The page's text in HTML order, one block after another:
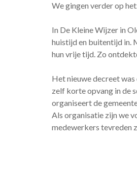
We gingen verder op
In De Kleine Wijzer in
huistijd en buitentijd in.
hun vrije tijd. Zo
Het nieuwe decreet
zelf korte opvang in de
organiseert de
Als organisatie zijn we
medewerkers tevreden